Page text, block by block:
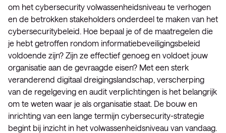
om het cybersecurity volwassenheidsniveau te verhogen
en de betrokken stakeholders onderdeel te maken van het
cybersecuritybeleid. Hoe bepaal je of de maatregelen die
je hebt getroffen rondom informatiebeveiligingsbeleid
voldoende zijn? Zijn ze effectief genoeg en voldoet jouw
organisatie aan de gevraagde eisen? Met een sterk
veranderend digitaal dreigingslandschap, verscherping
van de regelgeving en audit verplichtingen is het belangrijk
om te weten waar je als organisatie staat. De bouw en
inrichting van een lange termijn cybersecurity-strategie
begint bij inzicht in het volwassenheidsniveau van vandaag.